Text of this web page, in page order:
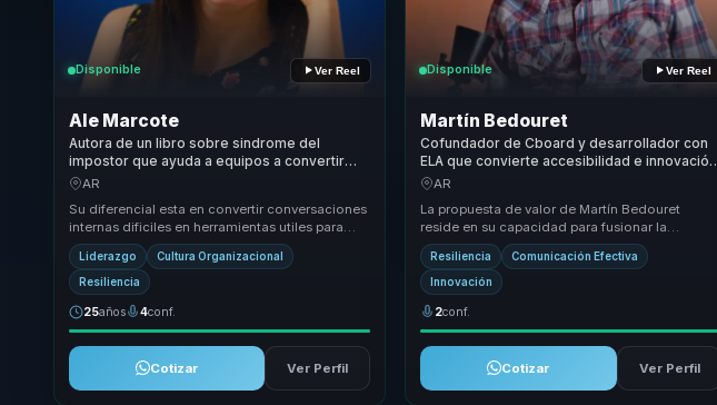
Disponible Ver Reel
Ale Marcote
Autora de un libro sobre sindrome del
impostor que ayuda a equipos a convertir
autoexigencia en claridad, confianza y
AR
Su diferencial esta en convertir conversaciones
internas dificiles en herramientas utiles para
cultura, liderazgo y bienestar. Hace que t...
Liderazgo Cultura Organizacional
Resiliencia
25años 4conf.
Cotizar Ver Perfil
Disponible Ver Reel
Martín Bedouret
Cofundador de Cboard y desarrollador con
ELA que convierte accesibilidad e innovación
inclusiva en mejores decisiones para
AR
La propuesta de valor de Martín Bedouret
reside en su capacidad para fusionar la
ingeniería, la tecnología y el liderazgo en una
oferta ú...
Resiliencia Comunicación Efectiva
Innovación
2conf.
Cotizar Ver Perfil